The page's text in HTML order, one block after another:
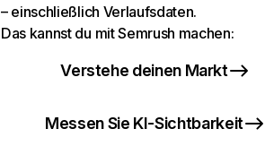
– einschließlich Verlaufsdaten.
Das kannst du mit Semrush machen:
Verstehe deinen Markt
Messen Sie KI-Sichtbarkeit